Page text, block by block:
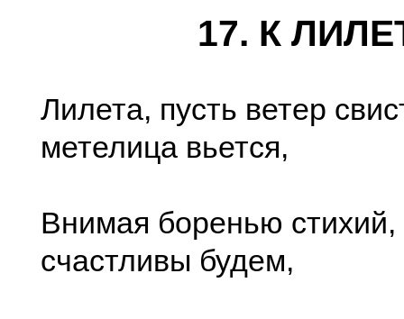
17. К
Лилета, пусть ветер
метелица вьется,
Внимая боренью
счастливы будем,